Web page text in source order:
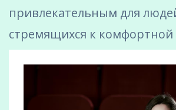
привлекательным для
стремящихся к